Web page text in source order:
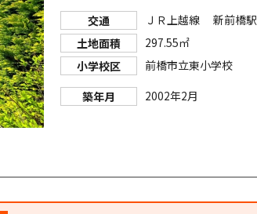
交通 ＪＲ上越線 新前橋駅
土地面積
297.55㎡
小学校区
前橋市立東小学校
築年月
2002年2月